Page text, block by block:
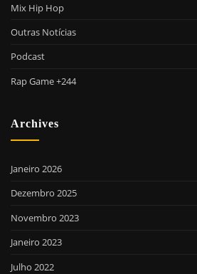
Mix Hip Hop
Outras Notícias
Podcast
Rap Game +244
Archives
Janeiro 2026
Dezembro 2025
Novembro 2023
Janeiro 2023
Julho 2022